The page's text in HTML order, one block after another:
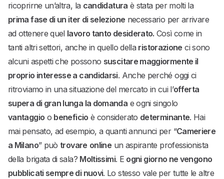
ricoprirne un’altra, la candidatura è stata per molti la
prima fase di un iter di selezione necessario per arrivare
ad ottenere quel lavoro tanto desiderato. Così come in
tanti altri settori, anche in quello della ristorazione ci sono
alcuni aspetti che possono suscitare maggiormente il
proprio interesse a candidarsi. Anche perché oggi ci
ritroviamo in una situazione del mercato in cui l’offerta
supera di gran lunga la domanda e ogni singolo
vantaggio o beneficio è considerato determinante. Hai
mai pensato, ad esempio, a quanti annunci per “Cameriere
a Milano” può trovare online un aspirante professionista
della brigata di sala? Moltissimi. E ogni giorno ne vengono
pubblicati sempre di nuovi. Lo stesso vale per tutte le altre